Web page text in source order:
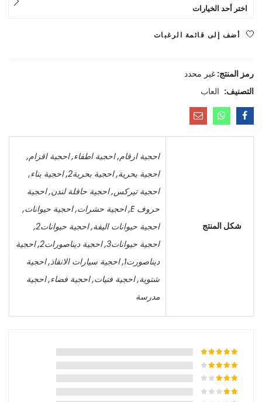
اختر أحد الخيارات
أضف إلى قائمة الرغبات
رمز المنتج:غير محدد
التصنيف: العاب
شكل المنتج
احجية ارقام,احجية اطفاء,احجية اقزام,
احجية بحرية,احجية بحرية2 ,احجية بناء,
احجية تيركس,احجية حافلة لندن,احجية
حروف E ,احجية حشرات,احجية حيوانات,
احجية حيوانات اليفة,احجية حيوانات2 ,
احجية حيوانات3 ,احجية ديناصورات2 ,احجية
ديناصورت1 ,احجية سيارات الانقاذ,احجية
شتوية,احجية فتيات,احجية فضاء,احجية
مدرسة